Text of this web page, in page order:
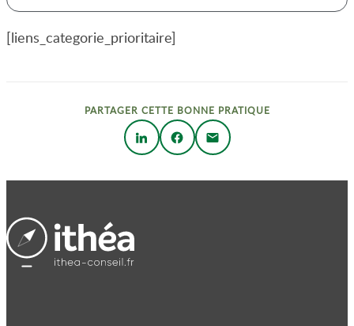
[liens_categorie_prioritaire]
PARTAGER CETTE BONNE PRATIQUE